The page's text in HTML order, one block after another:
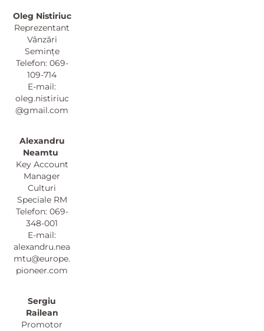
Oleg Nistiriuc
Reprezentant
Vânzări
Semințe
Telefon: 069-
109-714
E-mail:
oleg.nistiriuc
@gmail.com
Alexandru
Neamtu
Key Account
Manager
Culturi
Speciale RM
Telefon: 069-
348-001
E-mail:
alexandru.nea
mtu@europe.
pioneer.com
Sergiu
Railean
Promotor